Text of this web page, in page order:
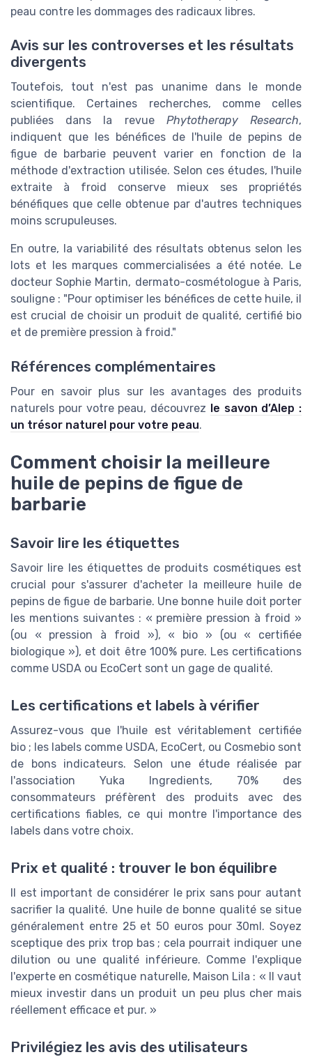
peau contre les dommages des radicaux libres.
Avis sur les controverses et les résultats
divergents
Toutefois, tout n'est pas unanime dans le monde
scientifique. Certaines recherches, comme celles
publiées dans la revue Phytotherapy Research,
indiquent que les bénéfices de l'huile de pepins de
figue de barbarie peuvent varier en fonction de la
méthode d'extraction utilisée. Selon ces études, l'huile
extraite à froid conserve mieux ses propriétés
bénéfiques que celle obtenue par d'autres techniques
moins scrupuleuses.
En outre, la variabilité des résultats obtenus selon les
lots et les marques commercialisées a été notée. Le
docteur Sophie Martin, dermato-cosmétologue à Paris,
souligne : "Pour optimiser les bénéfices de cette huile, il
est crucial de choisir un produit de qualité, certifié bio
et de première pression à froid."
Références complémentaires
Pour en savoir plus sur les avantages des produits
naturels pour votre peau, découvrez le savon d’Alep :
un trésor naturel pour votre peau.
Comment choisir la meilleure
huile de pepins de figue de
barbarie
Savoir lire les étiquettes
Savoir lire les étiquettes de produits cosmétiques est
crucial pour s'assurer d'acheter la meilleure huile de
pepins de figue de barbarie. Une bonne huile doit porter
les mentions suivantes : « première pression à froid »
(ou « pression à froid »), « bio » (ou « certifiée
biologique »), et doit être 100% pure. Les certifications
comme USDA ou EcoCert sont un gage de qualité.
Les certifications et labels à vérifier
Assurez-vous que l'huile est véritablement certifiée
bio ; les labels comme USDA, EcoCert, ou Cosmebio sont
de bons indicateurs. Selon une étude réalisée par
l'association Yuka Ingredients, 70% des
consommateurs préfèrent des produits avec des
certifications fiables, ce qui montre l'importance des
labels dans votre choix.
Prix et qualité : trouver le bon équilibre
Il est important de considérer le prix sans pour autant
sacrifier la qualité. Une huile de bonne qualité se situe
généralement entre 25 et 50 euros pour 30ml. Soyez
sceptique des prix trop bas ; cela pourrait indiquer une
dilution ou une qualité inférieure. Comme l'explique
l'experte en cosmétique naturelle, Maison Lila : « Il vaut
mieux investir dans un produit un peu plus cher mais
réellement efficace et pur. »
Privilégiez les avis des utilisateurs